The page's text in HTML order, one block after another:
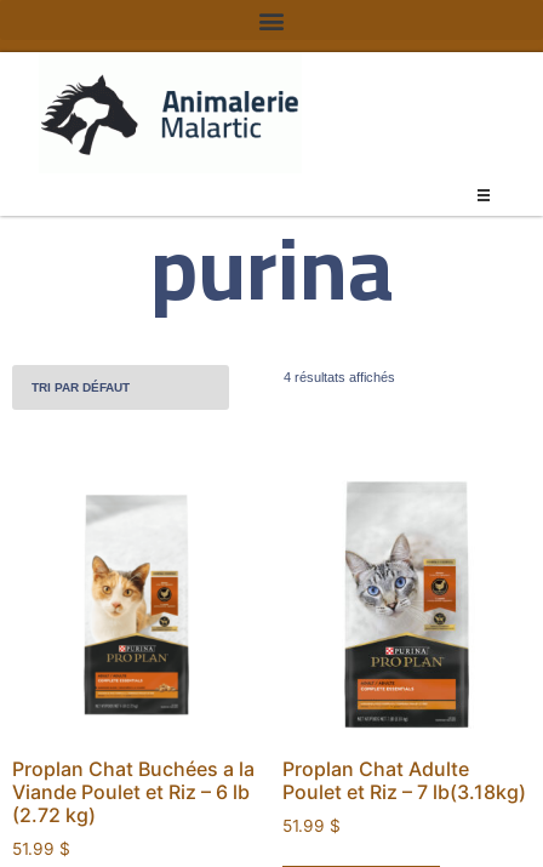
purina
4 résultats affichés
Proplan Chat Buchées a la
Viande Poulet et Riz – 6 lb
(2.72 kg)
51.99 $
Proplan Chat Adulte
Poulet et Riz – 7 lb(3.18kg)
51.99 $